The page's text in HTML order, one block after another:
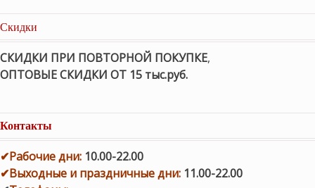
Скидки
СКИДКИ ПРИ ПОВТОРНОЙ ПОКУПКЕ,
ОПТОВЫЕ СКИДКИ ОТ 15 тыс.руб.
Контакты
✔Рабочие дни: 10.00-22.00
✔Выходные и праздничные дни: 11.00-22.00